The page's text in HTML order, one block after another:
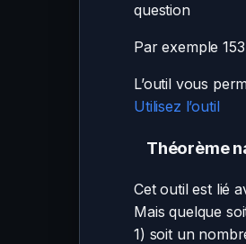
question
Par exemple
L’outil vous
Utilisez l’outil
Théorème
Cet outil est lié
Mais quelque
1) soit un